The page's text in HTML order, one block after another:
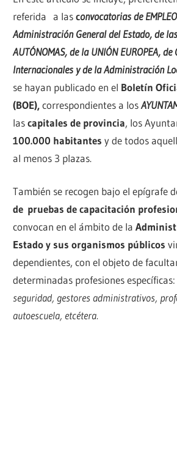
referida a lasconvocatorias de
Administración General del Estado, de
AUTÓNOMAS, de la UNIÓN EUROPEA,
Internacionales y de la Administración
se hayan publicado en el Boletín
(BOE),correspondientes a los
lascapitales de provincia, los
100.000 habitantes y de todos
al menos 3 plazas.
También se recogen bajo el epígrafe
de pruebas de capacitación
convocan en el ámbito de la
Estado y sus organismos públicos
dependientes, con el objeto de
determinadas profesiones específicas:
seguridad, gestores administrativos,
autoescuela, etcétera.